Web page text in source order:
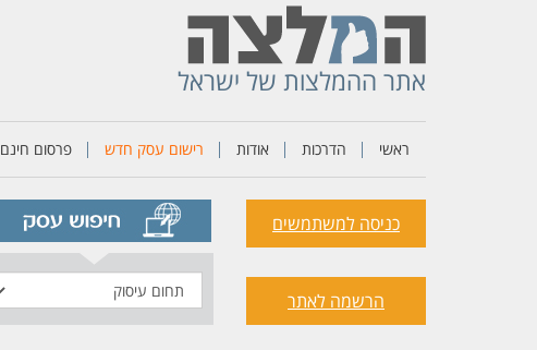
אתר ההמלצות של ישראל
ראשי הדרכות אודות רישום עסק חדש פרסום חינם
עיסוק
כניסה למשתמשים
הרשמה לאתר